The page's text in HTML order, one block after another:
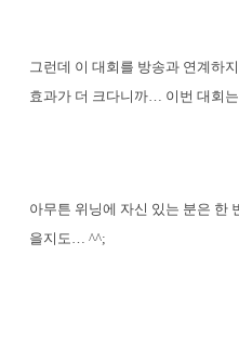
그런데 이 대회를 방송과 연계하
효과가 더 크다니까… 이번 대회
아무튼 위닝에 자신 있는 분은 한
을지도… ^^;